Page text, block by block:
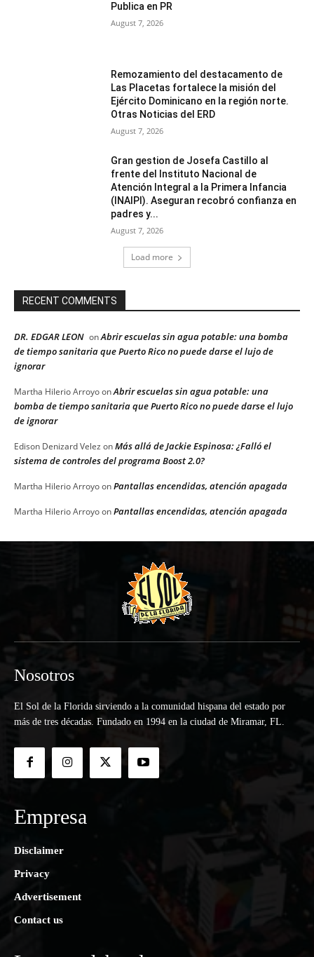
Publica en PR
August 7, 2026
Remozamiento del destacamento de
Las Placetas fortalece la misión del
Ejército Dominicano en la región norte.
Otras Noticias del ERD
August 7, 2026
Gran gestion de Josefa Castillo al
frente del Instituto Nacional de
Atención Integral a la Primera Infancia
(INAIPI). Aseguran recobró confianza en
padres y...
August 7, 2026
Load more
RECENT COMMENTS
DR. EDGAR LEON onAbrir escuelas sin agua potable: una bomba
de tiempo sanitaria que Puerto Rico no puede darse el lujo de
ignorar
Martha Hilerio ArroyoonAbrir escuelas sin agua potable: una
bomba de tiempo sanitaria que Puerto Rico no puede darse el lujo
de ignorar
Edison Denizard Velez onMás allá de Jackie Espinosa: ¿Falló el
sistema de controles del programa Boost 2.0?
Martha Hilerio ArroyoonPantallas encendidas, atención apagada
Martha Hilerio ArroyoonPantallas encendidas, atención apagada
Nosotros
El Sol de la Florida sirviendo a la comunidad hispana del estado por
más de tres décadas. Fundado en 1994 en la ciudad de Miramar, FL.
Empresa
Disclaimer
Privacy
Advertisement
Contact us